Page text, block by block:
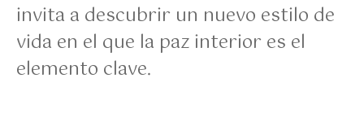
invita a descubrir un nuevo estilo de
vida en el que la paz interior es el
elemento clave.